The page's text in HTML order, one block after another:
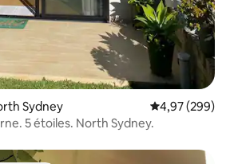
Sydney Évaluation
4,97 (299)
5 étoiles. North Sydney.